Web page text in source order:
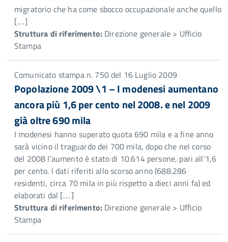
migratorio che ha come sbocco occupazionale anche quello
[…]
Struttura di riferimento: Direzione generale > Ufficio
Stampa
Comunicato stampa n. 750 del 16 Luglio 2009
Popolazione 2009 \1 – I modenesi aumentano
ancora più 1,6 per cento nel 2008. e nel 2009
già oltre 690 mila
I modenesi hanno superato quota 690 mila e a fine anno
sarà vicino il traguardo dei 700 mila, dopo che nel corso
del 2008 l’aumento è stato di 10.614 persone, pari all’1,6
per cento. I dati riferiti allo scorso anno (688.286
residenti, circa 70 mila in più rispetto a dieci anni fa) ed
elaborati dal […]
Struttura di riferimento: Direzione generale > Ufficio
Stampa